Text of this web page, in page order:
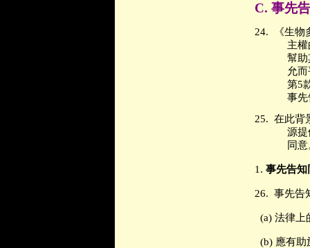
C. 事先
24.
《生
主
幫
允
第5
事
25. 在此背
源
同
1. 事先告知
26. 事先告
(a) 法律上
(b) 應有助